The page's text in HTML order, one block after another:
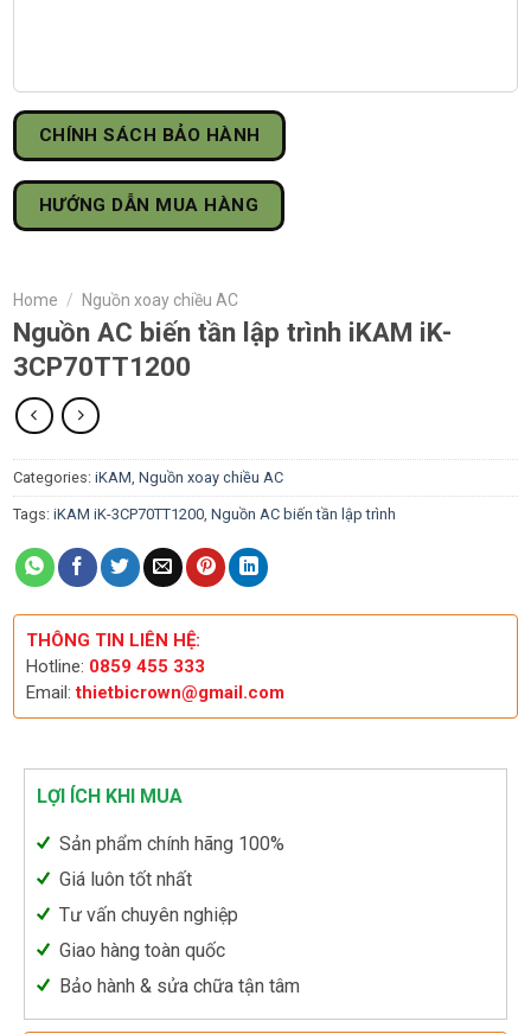
CHÍNH SÁCH BẢO HÀNH
HƯỚNG DẪN MUA HÀNG
Home / Nguồn xoay chiều AC
Nguồn AC biến tần lập trình iKAM iK-
3CP70TT1200
Categories: iKAM, Nguồn xoay chiều AC
Tags: iKAM iK-3CP70TT1200, Nguồn AC biến tần lập trình
THÔNG TIN LIÊN HỆ:
Hotline: 0859 455 333
Email:thietbicrown@gmail.com
LỢI ÍCH KHI MUA
Sản phẩm chính hãng 100%
Giá luôn tốt nhất
Tư vấn chuyên nghiệp
Giao hàng toàn quốc
Bảo hành & sửa chữa tận tâm